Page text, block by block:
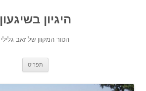
היגיון בשיגעון
הטור המקוון של זאב גלילי
תפריט